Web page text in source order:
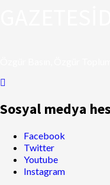
Sosyal medya
Facebook
Twitter
Youtube
Instagram